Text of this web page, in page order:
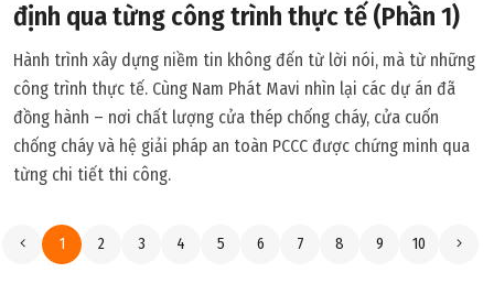
định qua từng công trình thực tế (Phần 1)
Hành trình xây dựng niềm tin không đến từ lời nói, mà từ những
công trình thực tế. Cùng Nam Phát Mavi nhìn lại các dự án đã
đồng hành – nơi chất lượng cửa thép chống cháy, cửa cuốn
chống cháy và hệ giải pháp an toàn PCCC được chứng minh qua
từng chi tiết thi công.
1 2 3 4 5 6 7 8 9 10